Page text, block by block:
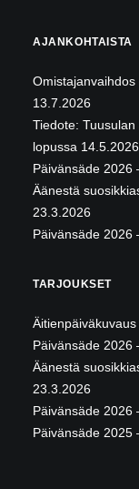
AJANKOHTAISTA
13.7.2026
Tiedote:
lopussa 14.5.2026
Päivänsäde 2026
Äänestä
23.3.2026
Päivänsäde 2026
TARJOUKSET
Päivänsäde 2026
Äänestä
23.3.2026
Päivänsäde 2026
Päivänsäde 2025